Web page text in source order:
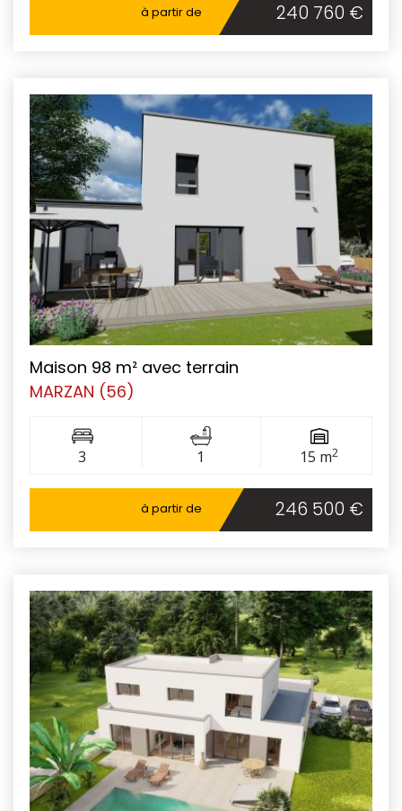
à partir de 240 760 €
Maison 98 m² avec terrain
MARZAN (56)
3 1 15 m2
à partir de 246 500 €